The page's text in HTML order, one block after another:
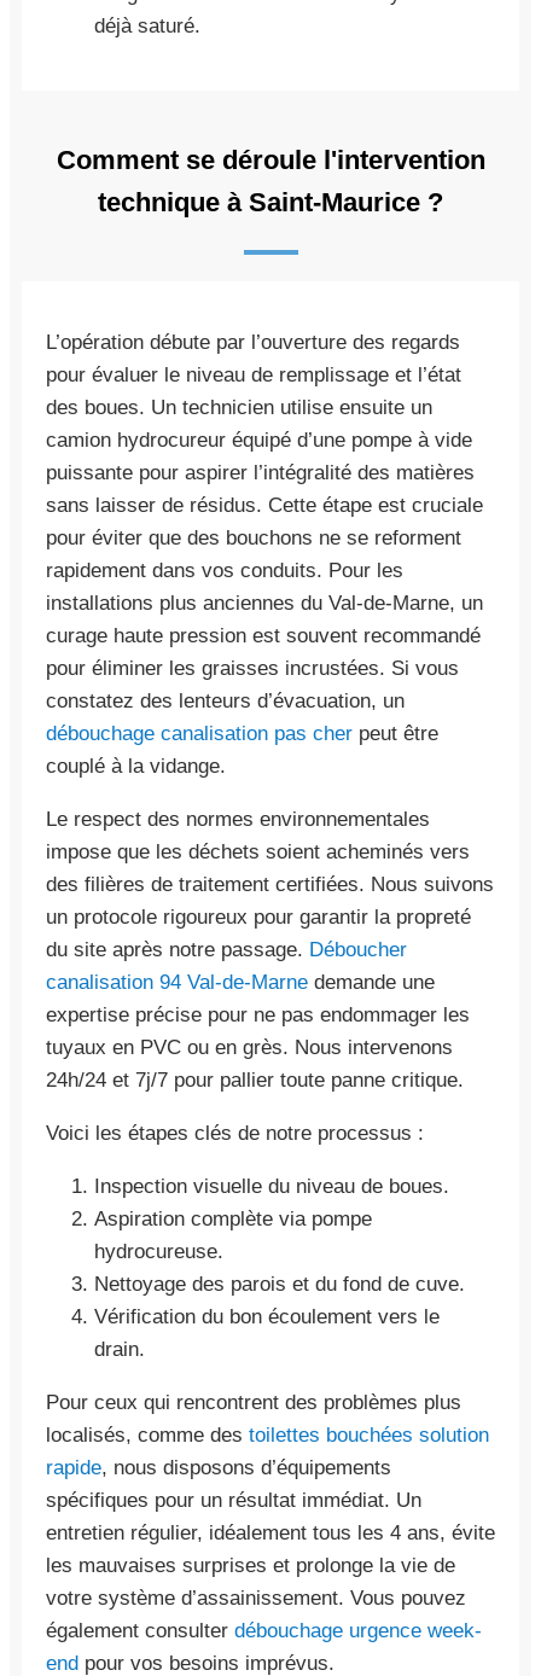
déjà saturé.
Comment se déroule l'intervention
technique à Saint-Maurice ?
L’opération débute par l’ouverture des regards
pour évaluer le niveau de remplissage et l’état
des boues. Un technicien utilise ensuite un
camion hydrocureur équipé d’une pompe à vide
puissante pour aspirer l’intégralité des matières
sans laisser de résidus. Cette étape est cruciale
pour éviter que des bouchons ne se reforment
rapidement dans vos conduits. Pour les
installations plus anciennes du Val-de-Marne, un
curage haute pression est souvent recommandé
pour éliminer les graisses incrustées. Si vous
constatez des lenteurs d’évacuation, un
débouchage canalisation pas cher peut être
couplé à la vidange.
Le respect des normes environnementales
impose que les déchets soient acheminés vers
des filières de traitement certifiées. Nous suivons
un protocole rigoureux pour garantir la propreté
du site après notre passage. Déboucher
canalisation 94 Val-de-Marne demande une
expertise précise pour ne pas endommager les
tuyaux en PVC ou en grès. Nous intervenons
24h/24 et 7j/7 pour pallier toute panne critique.
Voici les étapes clés de notre processus :
Inspection visuelle du niveau de boues.
Aspiration complète via pompe
hydrocureuse.
Nettoyage des parois et du fond de cuve.
Vérification du bon écoulement vers le
drain.
Pour ceux qui rencontrent des problèmes plus
localisés, comme des toilettes bouchées solution
rapide, nous disposons d’équipements
spécifiques pour un résultat immédiat. Un
entretien régulier, idéalement tous les 4 ans, évite
les mauvaises surprises et prolonge la vie de
votre système d’assainissement. Vous pouvez
également consulter débouchage urgence week-
end pour vos besoins imprévus.